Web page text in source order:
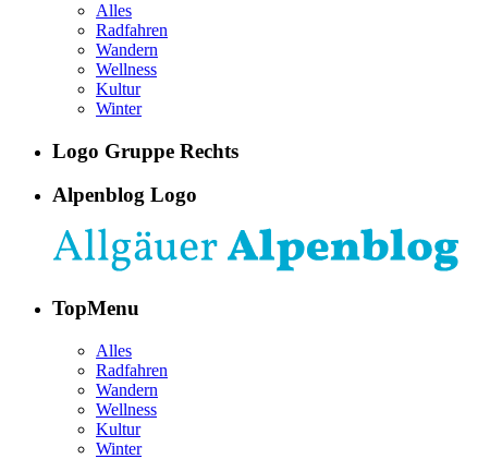
Alles
Radfahren
Wandern
Wellness
Kultur
Winter
Logo Gruppe Rechts
Alpenblog Logo
TopMenu
Alles
Radfahren
Wandern
Wellness
Kultur
Winter